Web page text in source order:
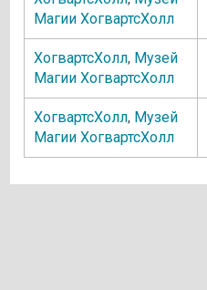
Магии ХогвартсХолл
ХогвартсХолл, Музей
Магии ХогвартсХолл
ХогвартсХолл, Музей
Магии ХогвартсХолл